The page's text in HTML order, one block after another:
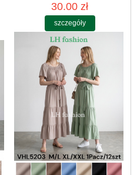
30.00 zł
szczegóły